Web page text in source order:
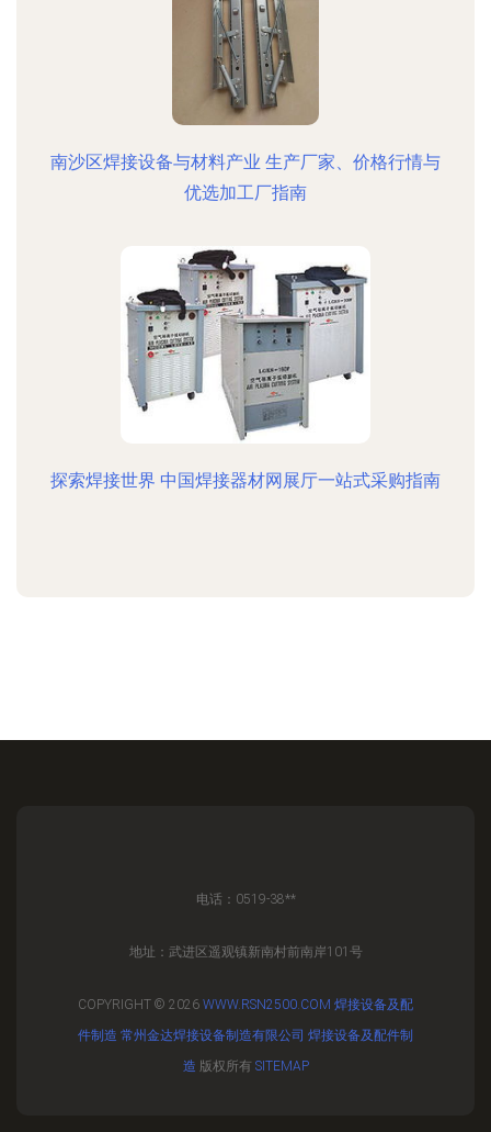
南沙区焊接设备与材料产业 生产厂家、价格行情与
优选加工厂指南
探索焊接世界 中国焊接器材网展厅一站式采购指南
电话：0519-38**
地址：武进区遥观镇新南村前南岸101号
COPYRIGHT © 2026 WWW.RSN2500.COM 焊接设备及配
件制造 常州金达焊接设备制造有限公司 焊接设备及配件制
造 版权所有 SITEMAP